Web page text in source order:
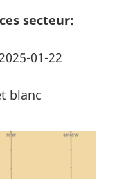
secteur:
01-22
blanc